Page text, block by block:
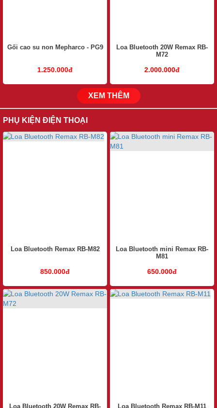
Gối cao su non Mepharco - PG9
1.250.000đ
Loa Bluetooth 20W Remax RB-
M72
2.000.000đ
XEM THÊM
PHỤ KIỆN ĐIỆN THOẠI
Loa Bluetooth Remax RB-M82
850.000đ
Loa Bluetooth mini Remax RB-
M81
650.000đ
Loa Bluetooth 20W Remax RB-
Loa Bluetooth Remax RB-M11